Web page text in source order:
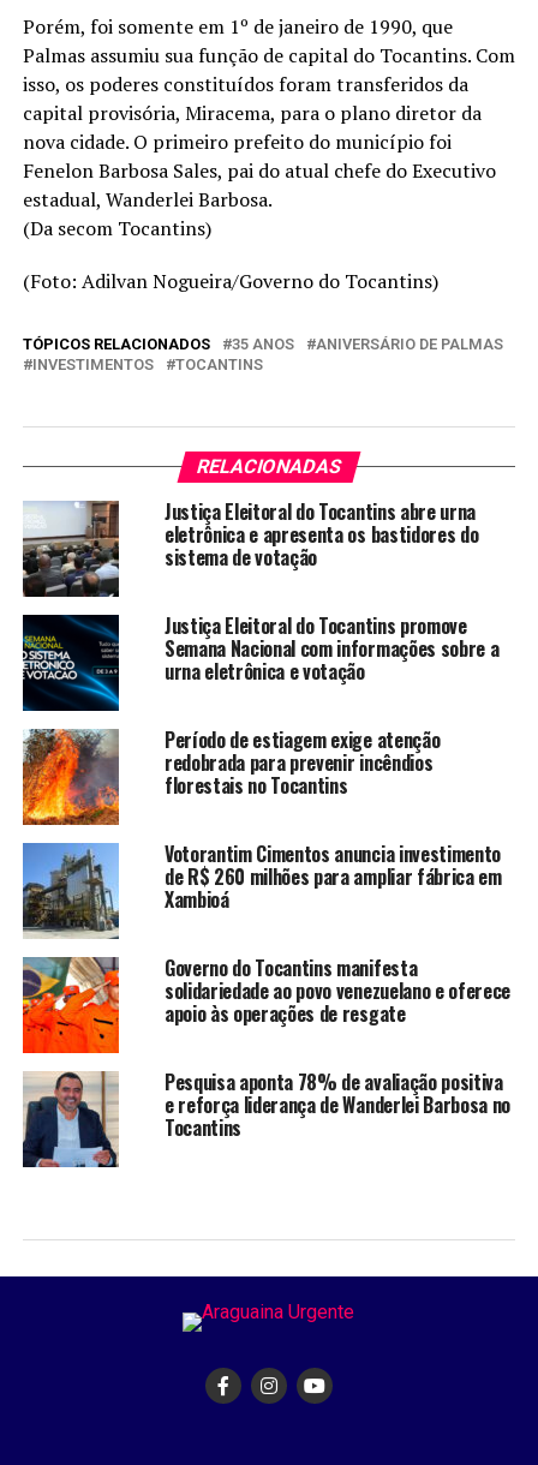
Porém, foi somente em 1º de janeiro de 1990, que
Palmas assumiu sua função de capital do Tocantins. Com
isso, os poderes constituídos foram transferidos da
capital provisória, Miracema, para o plano diretor da
nova cidade. O primeiro prefeito do município foi
Fenelon Barbosa Sales, pai do atual chefe do Executivo
estadual, Wanderlei Barbosa.
(Da secom Tocantins)
(Foto: Adilvan Nogueira/Governo do Tocantins)
TÓPICOS RELACIONADOS 35 ANOS
ANIVERSÁRIO DE PALMAS
INVESTIMENTOS
TOCANTINS
RELACIONADAS
Justiça Eleitoral do Tocantins abre urna
eletrônica e apresenta os bastidores do
sistema de votação
Justiça Eleitoral do Tocantins promove
Semana Nacional com informações sobre a
urna eletrônica e votação
Período de estiagem exige atenção
redobrada para prevenir incêndios
florestais no Tocantins
Votorantim Cimentos anuncia investimento
de R$ 260 milhões para ampliar fábrica em
Xambioá
Governo do Tocantins manifesta
solidariedade ao povo venezuelano e oferece
apoio às operações de resgate
Pesquisa aponta 78% de avaliação positiva
e reforça liderança de Wanderlei Barbosa no
Tocantins